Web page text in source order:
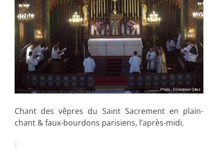
Chant des vêpres du Saint Sacrement en plain-
chant & faux-bourdons parisiens, l’après-midi.